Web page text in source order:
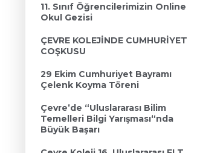
11. Sınıf Öğrencilerimizin Online
Okul Gezisi
ÇEVRE KOLEJİNDE CUMHURİYET
COŞKUSU
29 Ekim Cumhuriyet Bayramı
Çelenk Koyma Töreni
Çevre’de “Uluslararası Bilim
Temelleri Bilgi Yarışması“nda
Büyük Başarı